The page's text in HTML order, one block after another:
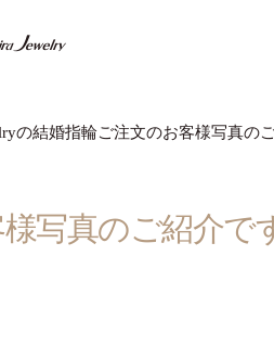
の結婚指輪ご注文のお客様写真の
写真のご紹介で